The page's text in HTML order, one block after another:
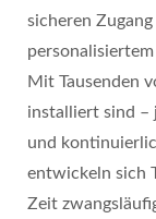
sicheren
Mit Tausenden
installiert sind –
und
entwickeln sich
Zeit